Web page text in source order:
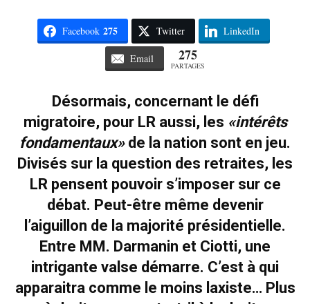
Facebook 275 Twitter LinkedIn
Email 275
PARTAGES
Désormais, concernant le défi
migratoire, pour LR aussi, les «intérêts
fondamentaux»de la nation sont en jeu.
Divisés sur la question des retraites, les
LR pensent pouvoir s’imposer sur ce
débat. Peut-être même devenir
l’aiguillon de la majorité présidentielle.
Entre MM. Darmanin et Ciotti, une
intrigante valse démarre. C’est à qui
apparaitra comme le moins laxiste… Plus